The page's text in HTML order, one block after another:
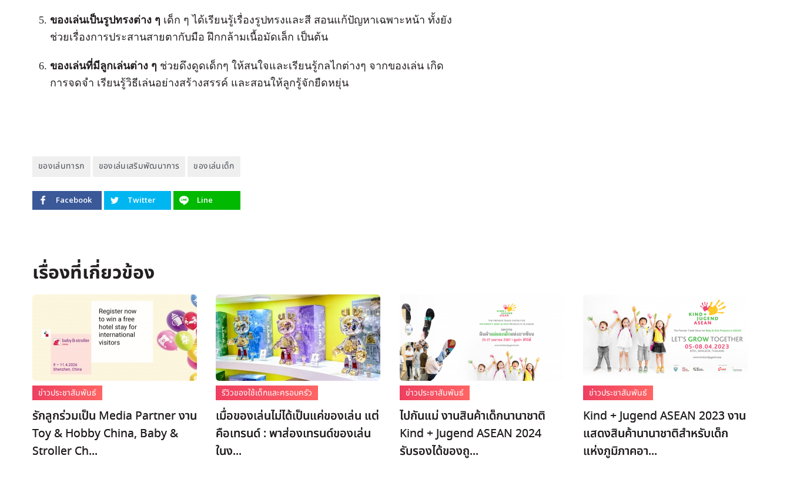
ของเล่นเป็นรูปทรงต่าง ๆ เด็ก ๆ ได้เรียนรู้เรื่องรูปทรงและสี สอนแก้ปัญหาเฉพาะหน้า ทั้งยัง
ช่วยเรื่องการประสานสายตากับมือ ฝึกกล้ามเนื้อมัดเล็ก เป็นต้น
ของเล่นที่มีลูกเล่นต่าง ๆ ช่วยดึงดูดเด็กๆ ให้สนใจและเรียนรู้กลไกต่างๆ จากของเล่น เกิด
การจดจำ เรียนรู้วิธีเล่นอย่างสร้างสรรค์ และสอนให้ลูกรู้จักยืดหยุ่น
ของเล่นทารก ของเล่นเสริมพัฒนาการ ของเล่นเด็ก
Facebook Twitter Line
ข่าวประชาสัมพันธ์
รักลูกร่วมเป็น Media Partner งาน
Toy & Hobby China, Baby &
Stroller Ch...
รีวิวของใช้เด็กและครอบครัว
เมื่อของเล่นไม่ได้เป็นแค่ของเล่น แต่
คือเทรนด์ : พาส่องเทรนด์ของเล่น
ในง...
ข่าวประชาสัมพันธ์
ไปกันแม่ งานสินค้าเด็กนานาชาติ
Kind + Jugend ASEAN 2024
รับรองได้ของถู...
ข่าวประชาสัมพันธ์
Kind + Jugend ASEAN 2023 งาน
แสดงสินค้านานาชาติสำหรับเด็ก
แห่งภูมิภาคอา...